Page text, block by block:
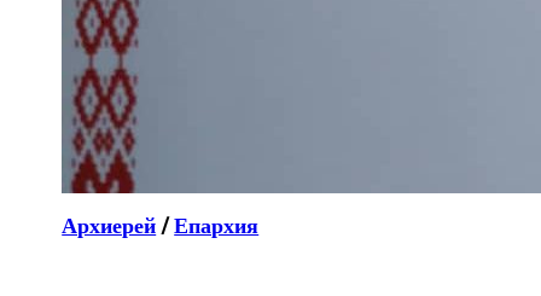
Архиерей /Епархия